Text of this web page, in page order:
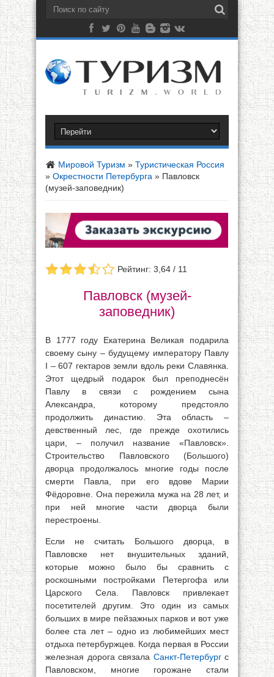
Мировой Туризм » Туристическая Россия
» Окрестности Петербурга » Павловск
(музей-заповедник)
Рейтинг: 3,64 / 11
Павловск (музей-
заповедник)
В 1777 году Екатерина Великая подарила
своему сыну – будущему императору Павлу
I – 607 гектаров земли вдоль реки Славянка.
Этот щедрый подарок был преподнесён
Павлу в связи с рождением сына
Александра, которому предстояло
продолжить династию. Эта область –
девственный лес, где прежде охотились
цари, – получил название «Павловск».
Строительство Павловского (Большого)
дворца продолжалось многие годы после
смерти Павла, при его вдове Марии
Фёдоровне. Она пережила мужа на 28 лет, и
при ней многие части дворца были
перестроены.
Если не считать Большого дворца, в
Павловске нет внушительных зданий,
которые можно было бы сравнить с
роскошными постройками Петергофа или
Царского Села. Павловск привлекает
посетителей другим. Это один из самых
больших в мире пейзажных парков и вот уже
более ста лет – одно из любимейших мест
отдыха петербуржцев. Когда первая в России
железная дорога связала Санкт-Петербургс
Павловском, многие горожане стали